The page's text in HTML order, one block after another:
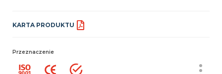
KARTA PRODUKTU
Przeznaczenie